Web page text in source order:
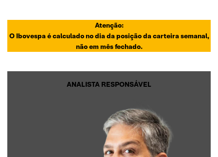
Atenção:
O Ibovespa é calculado no dia da posição da carteira semanal,
não em mês fechado.
ANALISTA RESPONSÁVEL